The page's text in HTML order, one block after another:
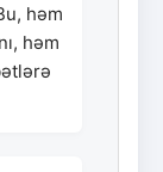
həm
həm